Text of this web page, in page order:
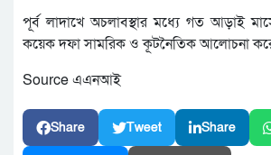
পূর্ব লাদাখে অচলাবস্থার মধ্যে গত আড়াই
কয়েক দফা সামরিক ও কূটনৈতিক আলোচনা
Source এএনআই
Share Tweet Share